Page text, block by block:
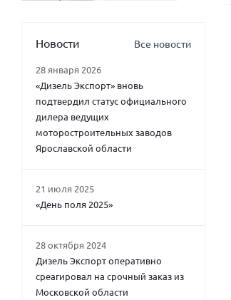
Новости Все новости
28 января 2026
«Дизель Экспорт» вновь
подтвердил статус официального
дилера ведущих
моторостроительных заводов
Ярославской области
21 июля 2025
«День поля 2025»
28 октября 2024
Дизель Экспорт оперативно
среагировал на срочный заказ из
Московской области